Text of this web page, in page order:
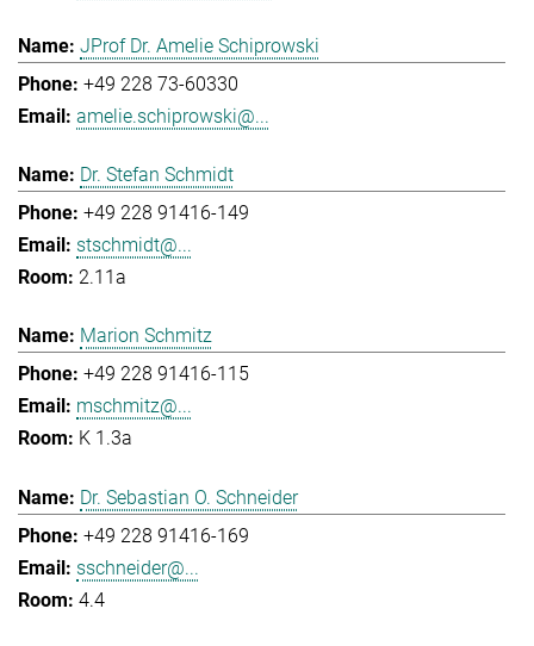
JProf Dr. Amelie Schiprowski
+49 228 73-60330
amelie.schiprowski@...
Dr. Stefan Schmidt
+49 228 91416-149
stschmidt@...
2.11a
Marion Schmitz
+49 228 91416-115
mschmitz@...
K 1.3a
Dr. Sebastian O. Schneider
+49 228 91416-169
sschneider@...
4.4